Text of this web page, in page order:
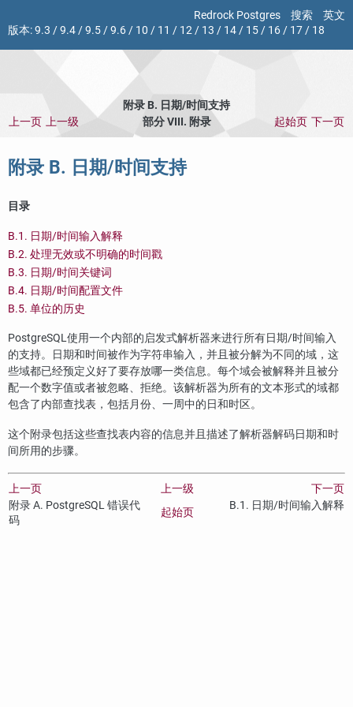
Redrock Postgres 搜索
英文
版本:9.3 /9.4/9.5/9.6/ 10 / 11 / 12/ 13 / 14/ 15/ 16/ 17/ 18
附录 B. 日期/时间支持
上一页 上一级 部分 VIII. 附录 起始页 下一页
附录 B. 日期/时间支持
目录
B.1. 日期/时间输入解释
B.2. 处理无效或不明确的时间戳
B.3. 日期/时间关键词
B.4. 日期/时间配置文件
B.5. 单位的历史
PostgreSQL使用一个内部的启发式解析器来进行所有日期/时间输入
的支持。日期和时间被作为字符串输入，并且被分解为不同的域，这
些域都已经预定义好了要存放哪一类信息。每个域会被解释并且被分
配一个数字值或者被忽略、拒绝。该解析器为所有的文本形式的域都
包含了内部查找表，包括月份、一周中的日和时区。
这个附录包括这些查找表内容的信息并且描述了解析器解码日期和时
间所用的步骤。
上一页 上一级
下一页
附录 A. PostgreSQL错误代
码
起始页
B.1. 日期/时间输入解释